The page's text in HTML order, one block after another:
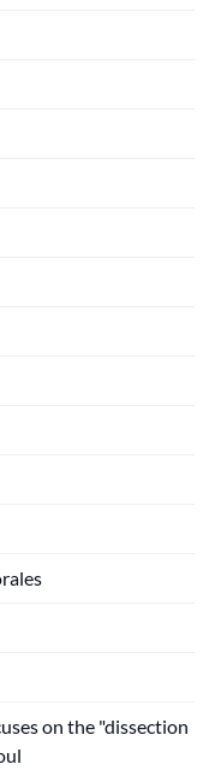
on the "dissection